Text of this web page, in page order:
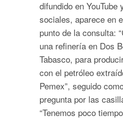
difundido en YouTube
sociales, aparece en
punto de la consulta:
una refinería en Dos
Tabasco, para
con el petróleo
Pemex”, seguido
pregunta por las
“Tenemos poco